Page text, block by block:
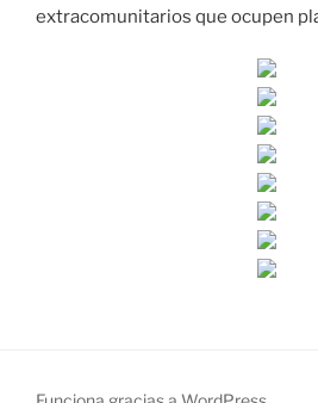
extracomunitarios que ocupen